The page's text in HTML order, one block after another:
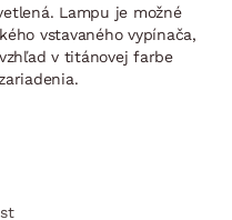
Lampu je možné
vstavaného vypínača,
v titánovej farbe